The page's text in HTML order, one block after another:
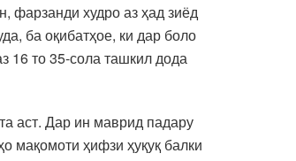
фарзанди худро аз ҳад зиёд
ба оқибатҳое, ки дар боло
16 то 35-сола ташкил дода
аст. Дар ин маврид падару
мақомоти ҳифзи ҳуқуқ балки